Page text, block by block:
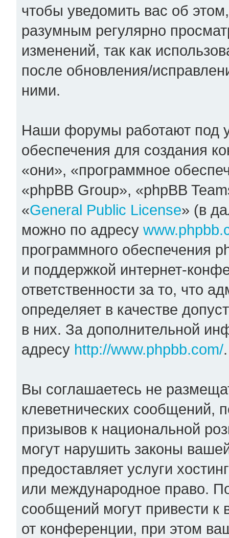
чтобы уведомить вас об
разумным регулярно
изменений, так как
после обновления/
ними.
Наши форумы работают под
обеспечения для создания
«они», «программное
«phpBB Group», «phpBB
«General Public License» (в
можно по адресу
программного обеспечения
и поддержкой интернет-
ответственности за то, что
определяет в качестве
в них. За дополнительной
адресу http://www.phpbb.com/.
Вы соглашаетесь не
клеветнических сообщений,
призывов к национальной
могут нарушить законы
предоставляет услуги
или международное право.
сообщений могут привести
от конференции, при этом